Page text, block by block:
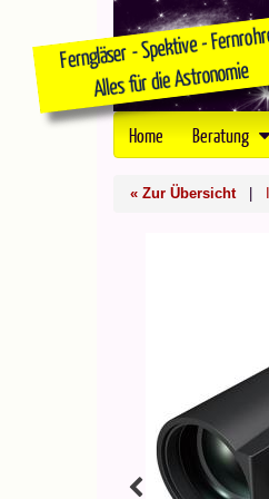
Home Beratung
« Zur Übersicht|